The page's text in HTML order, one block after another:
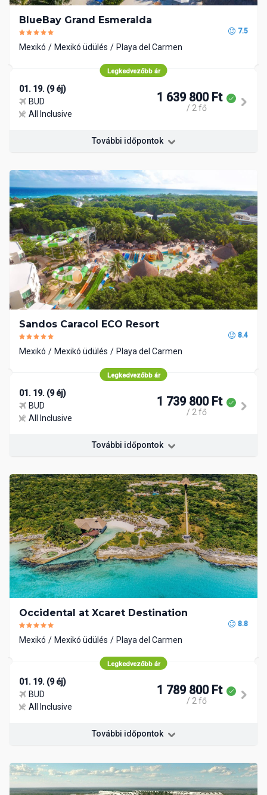
BlueBay Grand Esmeralda
7.5
Mexikó Mexikó üdülés Playa del Carmen
Legkedvezőbb ár
01. 19. (9 éj)
BUD
All Inclusive
1 639 800 Ft
/ 2 fő
További időpontok
Sandos Caracol ECO Resort
8.4
Mexikó Mexikó üdülés Playa del Carmen
Legkedvezőbb ár
01. 19. (9 éj)
BUD
All Inclusive
1 739 800 Ft
/ 2 fő
További időpontok
Occidental at Xcaret Destination
8.8
Mexikó Mexikó üdülés Playa del Carmen
Legkedvezőbb ár
01. 19. (9 éj)
BUD
All Inclusive
1 789 800 Ft
/ 2 fő
További időpontok